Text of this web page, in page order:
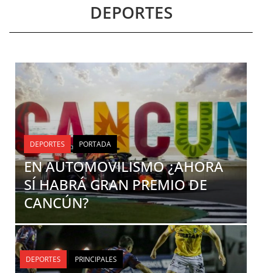
DEPORTES
DEPORTES PORTADA
EN AUTOMOVILISMO ¿AHORA
SÍ HABRÁ GRAN PREMIO DE
CANCÚN?
DEPORTES PRINCIPALES